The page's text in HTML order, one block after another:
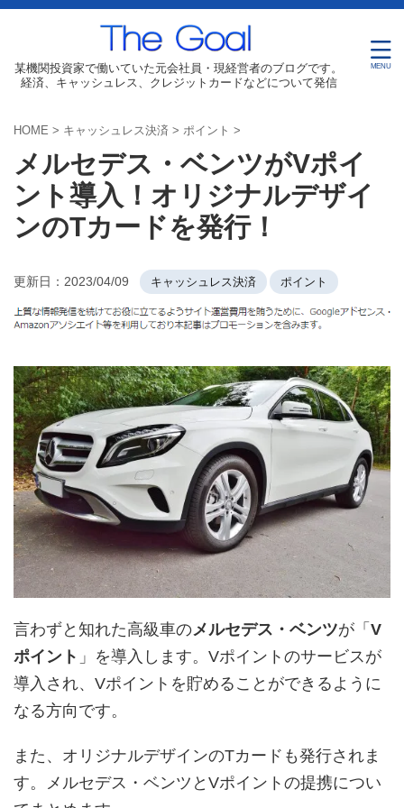
某機関投資家で働いていた元会社員・現経営者のブログです。
経済、キャッシュレス、クレジットカードなどについて発信
HOME > キャッシュレス決済 > ポイント >
メルセデス・ベンツがVポイ
ント導入！オリジナルデザイ
ンのTカードを発行！
更新日： 2023/04/09 キャッシュレス決済 ポイント
言わずと知れた高級車のメルセデス・ベンツが「 V
ポイント 」を導入します。Vポイントのサービスが
導入され、Vポイントを貯めることができるように
なる方向です。
また、オリジナルデザインのTカードも発行されま
す。メルセデス・ベンツとVポイントの提携につい